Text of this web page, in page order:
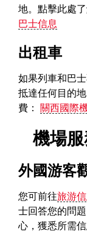
地。點擊此處
巴士信息
出租車
如果列車和巴
抵達任何目的
費： 關西國際
機場
外國游客
您可前往旅游
士回答您的問
心，獲悉所需